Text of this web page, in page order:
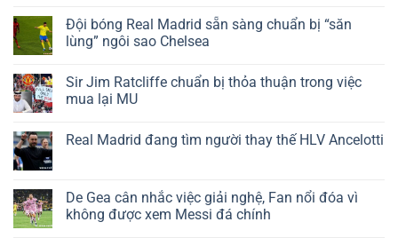
Đội bóng Real Madrid sẵn sàng chuẩn bị “săn
lùng” ngôi sao Chelsea
Sir Jim Ratcliffe chuẩn bị thỏa thuận trong việc
mua lại MU
Real Madrid đang tìm người thay thế HLV Ancelotti
De Gea cân nhắc việc giải nghệ, Fan nổi đóa vì
không được xem Messi đá chính